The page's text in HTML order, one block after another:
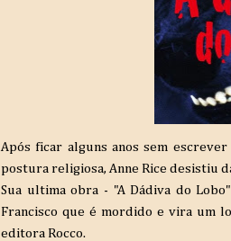
Após ficar alguns anos sem
postura religiosa, Anne Rice desistiu
Sua ultima obra - "A Dádiva do
Francisco que é mordido e vira um
editora Rocco.